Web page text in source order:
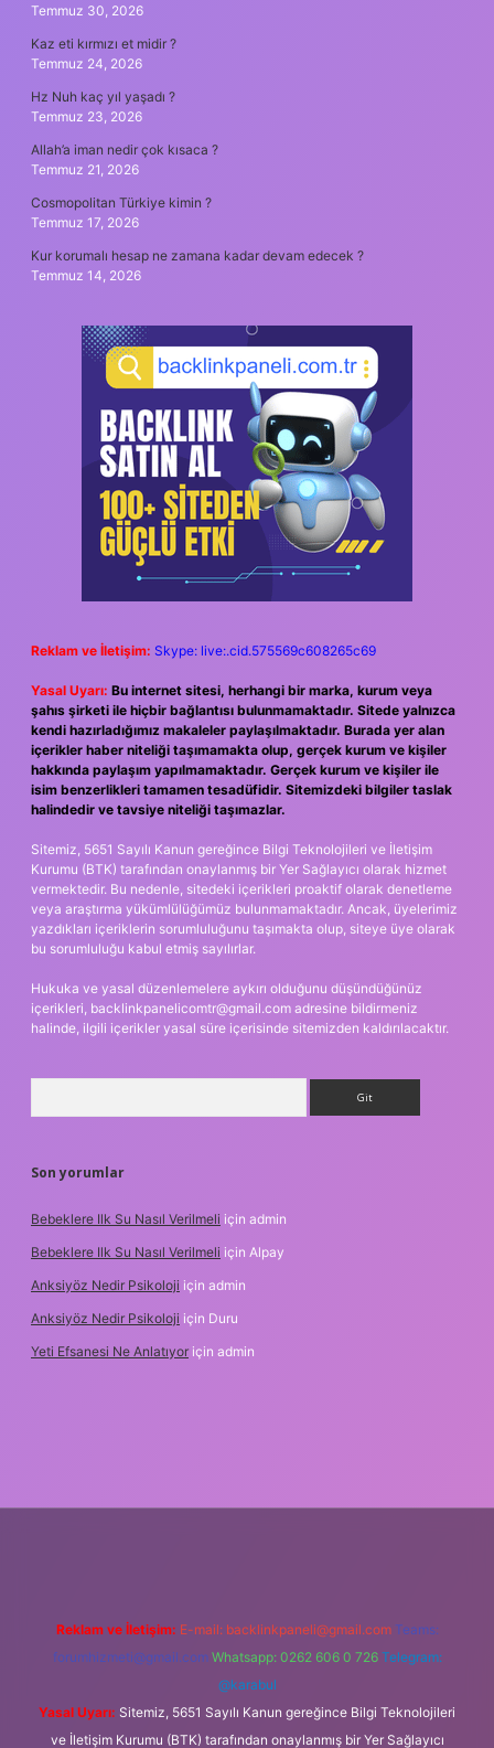
Temmuz 30, 2026
Kaz eti kırmızı et midir ?
Temmuz 24, 2026
Hz Nuh kaç yıl yaşadı ?
Temmuz 23, 2026
Allah’a iman nedir çok kısaca ?
Temmuz 21, 2026
Cosmopolitan Türkiye kimin ?
Temmuz 17, 2026
Kur korumalı hesap ne zamana kadar devam edecek ?
Temmuz 14, 2026
Reklam ve İletişim: Skype: live:.cid.575569c608265c69
Yasal Uyarı: Bu internet sitesi, herhangi bir marka, kurum veya
şahıs şirketi ile hiçbir bağlantısı bulunmamaktadır. Sitede yalnızca
kendi hazırladığımız makaleler paylaşılmaktadır. Burada yer alan
içerikler haber niteliği taşımamakta olup, gerçek kurum ve kişiler
hakkında paylaşım yapılmamaktadır. Gerçek kurum ve kişiler ile
isim benzerlikleri tamamen tesadüfidir. Sitemizdeki bilgiler taslak
halindedir ve tavsiye niteliği taşımazlar.
Sitemiz, 5651 Sayılı Kanun gereğince Bilgi Teknolojileri ve İletişim
Kurumu (BTK) tarafından onaylanmış bir Yer Sağlayıcı olarak hizmet
vermektedir. Bu nedenle, sitedeki içerikleri proaktif olarak denetleme
veya araştırma yükümlülüğümüz bulunmamaktadır. Ancak, üyelerimiz
yazdıkları içeriklerin sorumluluğunu taşımakta olup, siteye üye olarak
bu sorumluluğu kabul etmiş sayılırlar.
Hukuka ve yasal düzenlemelere aykırı olduğunu düşündüğünüz
içerikleri, backlinkpanelicomtr@gmail.com adresine bildirmeniz
halinde, ilgili içerikler yasal süre içerisinde sitemizden kaldırılacaktır.
Son yorumlar
Bebeklere Ilk Su Nasıl Verilmeli için admin
Bebeklere Ilk Su Nasıl Verilmeli için Alpay
Anksiyöz Nedir Psikoloji için admin
Anksiyöz Nedir Psikoloji için Duru
Yeti Efsanesi Ne Anlatıyor için admin
Reklam ve İletişim: E-mail: backlinkpaneli@gmail.com Teams:
forumhizmeti@gmail.com Whatsapp: 0262 606 0 726 Telegram:
@karabul
Yasal Uyarı: Sitemiz, 5651 Sayılı Kanun gereğince Bilgi Teknolojileri
ve İletişim Kurumu (BTK) tarafından onaylanmış bir Yer Sağlayıcı